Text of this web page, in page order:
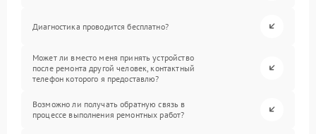
Диагностика проводится бесплатно?
Может ли вместо меня принять устройство
после ремонта другой человек, контактный
телефон которого я предоставлю?
Возможно ли получать обратную связь в
процессе выполнения ремонтных работ?